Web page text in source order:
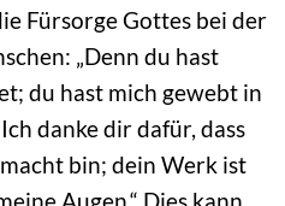
Fürsorge Gottes bei der
„Denn du hast
du hast mich gewebt in
danke dir dafür, dass
bin; dein Werk ist